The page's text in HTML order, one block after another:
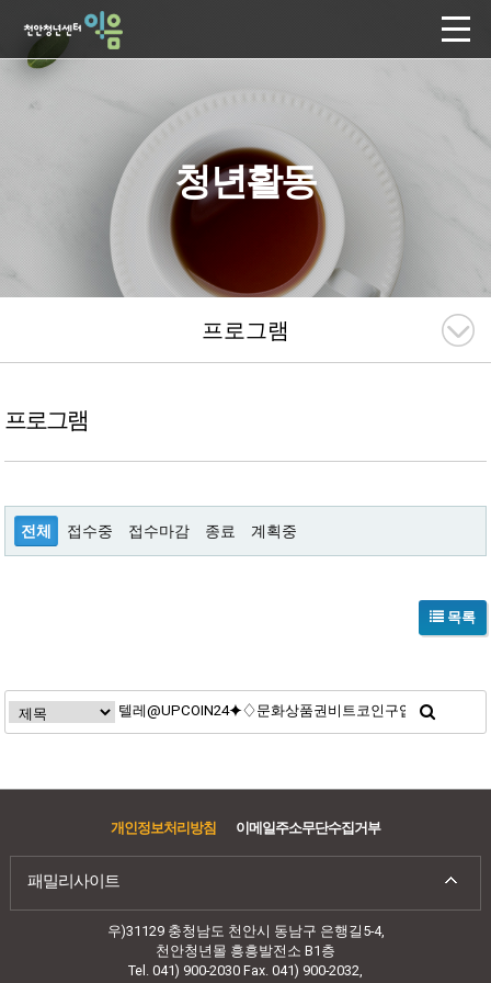
청년활동
프로그램
프로그램
전체 접수중 접수마감 종료 계획중
목록
개인정보처리방침 이메일주소무단수집거부
패밀리사이트
우)31129 충청남도 천안시 동남구 은행길5-4,
천안청년몰 흥흥발전소 B1층
Tel. 041) 900-2030 Fax. 041) 900-2032,